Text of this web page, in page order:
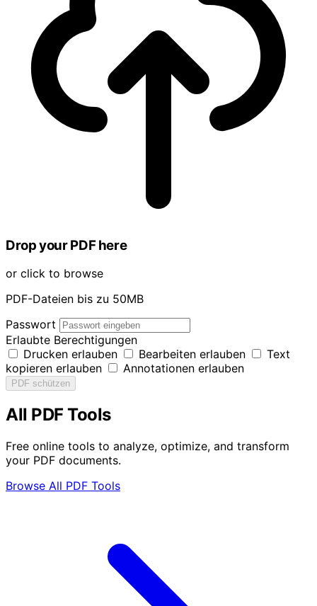
Drop your PDF here
or click to browse
PDF-Dateien bis zu 50MB
Passwort
Erlaubte Berechtigungen
Drucken erlauben
Bearbeiten erlauben
Text
kopieren erlauben
Annotationen erlauben
PDF schützen
All PDF Tools
Free online tools to analyze, optimize, and transform
your PDF documents.
Browse All PDF Tools